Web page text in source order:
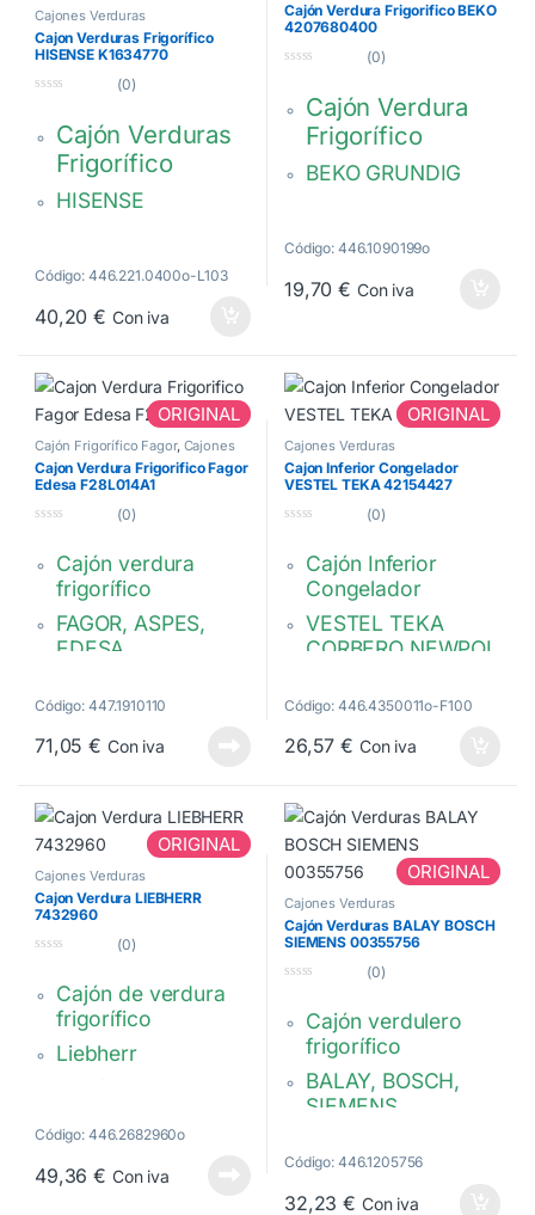
Cajones Verduras
Cajon Verduras Frigorífico
HISENSE K1634770
e
5
(0)
Cajón Verduras
Frigorífico
HISENSE
Código: 446.221.0400o-L103
40,20€ Con iva
Cajón Verdura Frigorifico BEKO
4207680400
e
5
(0)
Cajón Verdura
Frigorífico
BEKO GRUNDIG
C00895752
Código: 446.1090199o
19,70€ Con iva
ORIGINAL
Cajón Frigorífico Fagor, Cajones
Verduras
Cajon Verdura Frigorifico Fagor
Edesa F28L014A1
e
(0)
Cajón verdura
frigorífico
FAGOR, ASPES,
EDESA,
ELEKTRA…
500 x 450 x 160 /
165 mm.
Original
F28L014A1
Código: 447.1910110
71,05€ Con iva
ORIGINAL
Cajones Verduras
Cajon Inferior Congelador
VESTEL TEKA 42154427
e
(0)
Cajón Inferior
Congelador
VESTEL TEKA
CORBERO NEWPOL
435 x 270 x 250 /
220 mm
42154427,
ST0006251,
81685013,
49042908
Código: 446.4350011o-F100
26,57€ Con iva
ORIGINAL
Cajones Verduras
Cajon Verdura LIEBHERR
7432960
e
(0)
Cajón de verdura
frigorífico
Liebherr
7432960
Código: 446.2682960o
49,36€ Con iva
ORIGINAL
Cajones Verduras
Cajón Verduras BALAY BOSCH
SIEMENS 00355756
e
(0)
Cajón verdulero
frigorífico
BALAY, BOSCH,
SIEMENS
x 180/135mm
00355756
Código: 446.1205756
32,23€ Con iva